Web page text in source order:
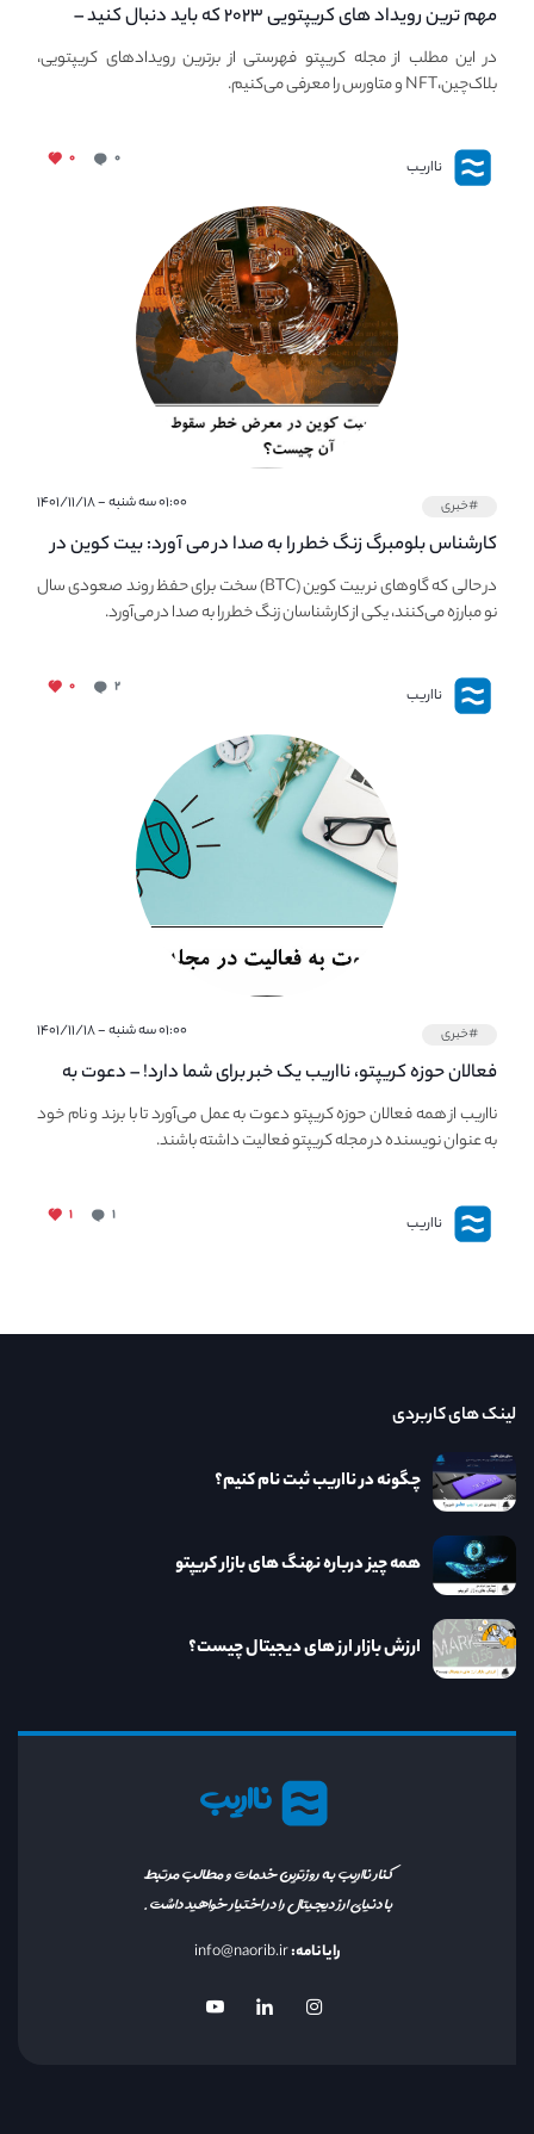
مهم ترین رویداد های کریپتویی ۲۰۲۳ که باید دنبال کنید –
معرفی بهترین رویداد های جهانی
در این مطلب از مجله کریپتو فهرستی از برترین رویدادهای کریپتویی،
بلاک‌چین،NFT و متاورس را معرفی می‌کنیم.
نااریب ۰ ۰
#خبری ۰۱:۰۰ سه شنبه - ۱۴۰۱/۱۱/۱۸
کارشناس بلومبرگ زنگ خطر را به صدا در می آورد: بیت کوین در
معرض خطر سقوط بزرگ است - دلیل آن چیست؟در حالی که گاوهای نر بیت کوین (BTC) سخت برای حفظ روند صعودی سال
نو مبارزه می‌کنند، یکی از کارشناسان زنگ خطر را به صدا در می‌آورد.
نااریب ۲ ۰
#خبری ۰۱:۰۰ سه شنبه - ۱۴۰۱/۱۱/۱۸
فعالان حوزه کریپتو، نااریب یک خبر برای شما دارد! – دعوت به
فعالیت در مجله کریپتو
نااریب از همه فعالان حوزه کریپتو دعوت به عمل می‌آورد تا با برند و نام خود
به عنوان نویسنده در مجله کریپتو فعالیت داشته باشند.
نااریب ۱ ۱
نااریب
کنار نااریب به روزترین خدمات و مطالب مرتبط
با دنیای ارز دیجیتال را در اختیار خواهید داشت.
رایانامه:info@naorib.ir
لینک های کاربردی
چگونه در نااریب ثبت نام کنیم؟
همه چیز درباره نهنگ های بازار کریپتو
ارزش بازار ارز های دیجیتال چیست؟